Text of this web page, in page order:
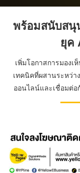
พร้อมสนับสนุ
ยุค
เพิ่มโอกาสการมอง
เทคนิคที่ผสานระหว่า
ออนไลน์และเชื่อมต่